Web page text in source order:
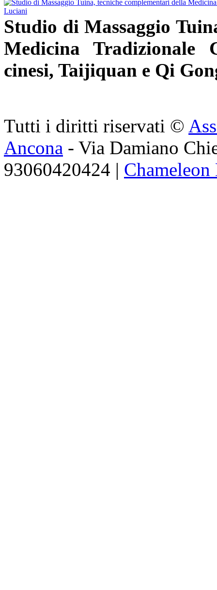
Studio di Massaggio
Medicina Tradizionale
cinesi, Taijiquan e Qi
Tutti i diritti riservati ©
Ancona - Via Damiano
93060420424 |